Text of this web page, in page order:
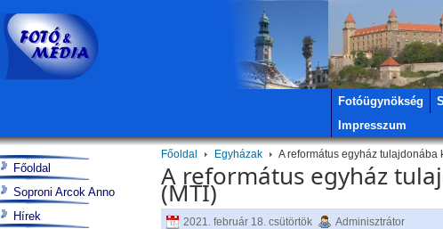
Fotóügynökség
Impresszum
Főoldal Egyházak A református egyház
A református egyház
(MTI)
2021. február 18. csütörtök Adminisztrátor
Főoldal
Soproni Arcok Anno
Hírek